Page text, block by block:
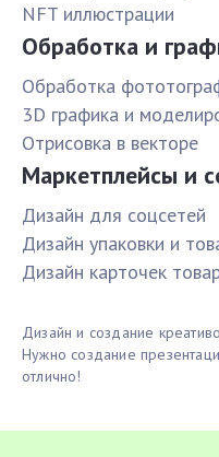
NFT иллюстрации
Обработка и
Обработка
3D графика и
Отрисовка в векторе
Маркетплейсы и
Дизайн для соцсетей
Дизайн упаковки и
Дизайн карточек
Дизайн и создание
Нужно создание
отлично!